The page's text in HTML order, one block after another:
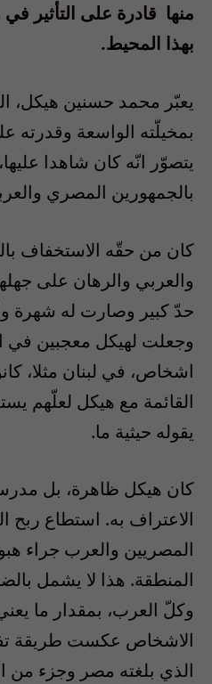
منها قادرة على التأثير
بهذا المحيط.
يعبّر محمد حسنين هيكل،
بمخيلّته الواسعة وقدرته
يتصوّر انّه كان شاهدا
بالجمهورين المصري
كان من حقّه الاستخفاف
والعربي والرهان على
حدّ كبير وصارت له شهرة
وجعلت لهيكل معجبين في
اشخاص، في لبنان مثلا،
القائمة مع هيكل لعلّهم
يقوله حيثية ما.
كان هيكل ظاهرة، بل
الاعتراف به. استطاع ربح
المصريين والعرب جراء
المنطقة. هذا لا يشمل
وكلّ العرب، بمقدار ما
الاشخاص عكست طريقة
الذي بلغته مصر وجزء من